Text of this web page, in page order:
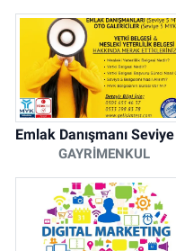
GAYRIMENKUL